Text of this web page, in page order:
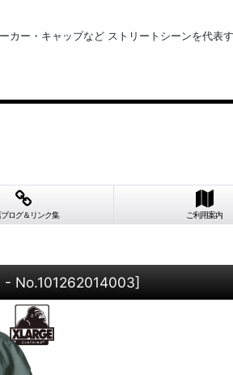
ー・キャップなど ストリートシーンを代表
ログ＆リンク集 ご利用案内
- No.101262014003]